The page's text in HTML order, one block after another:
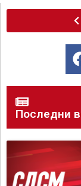
Последни